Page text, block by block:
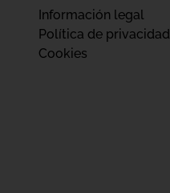
Información legal
Política de privacidad
Cookies